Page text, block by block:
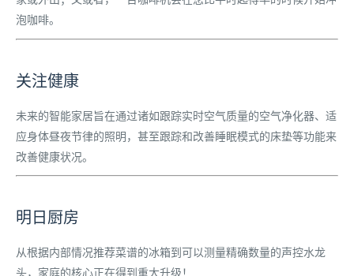
泡咖啡。
关注健康
未来的智能家居旨在通过诸如跟踪实时空气质量的空气净化器、适
应身体昼夜节律的照明，甚至跟踪和改善睡眠模式的床垫等功能来
改善健康状况。
明日厨房
从根据内部情况推荐菜谱的冰箱到可以测量精确数量的声控水龙
头，家庭的核心正在得到重大升级！